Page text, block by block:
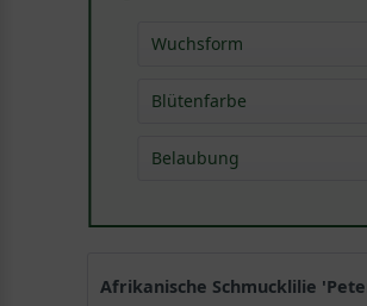
Wuchsform
Strauch
Blütenfarbe
blau(10
Belaubung
Afrikanische Schmucklilie